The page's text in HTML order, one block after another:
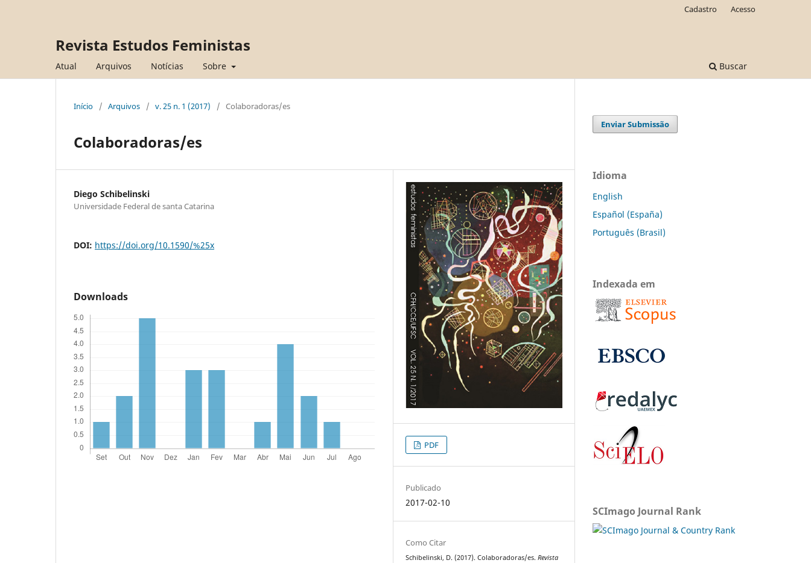
Revista Estudos Feministas
Atual Arquivos Notícias Sobre Buscar
Cadastro Acesso
Início / Arquivos / v. 25 n. 1 (2017) / Colaboradoras/es
Colaboradoras/es
Diego Schibelinski
Universidade Federal de santa Catarina
DOI: https://doi.org/10.1590/%25x
Downloads
PDF
Publicado
2017-02-10
Como Citar
Schibelinski, D. (2017). Colaboradoras/es.Revista
Enviar Submissão
Idioma
English
Español (España)
Português (Brasil)
Indexada em
SCImago Journal Rank